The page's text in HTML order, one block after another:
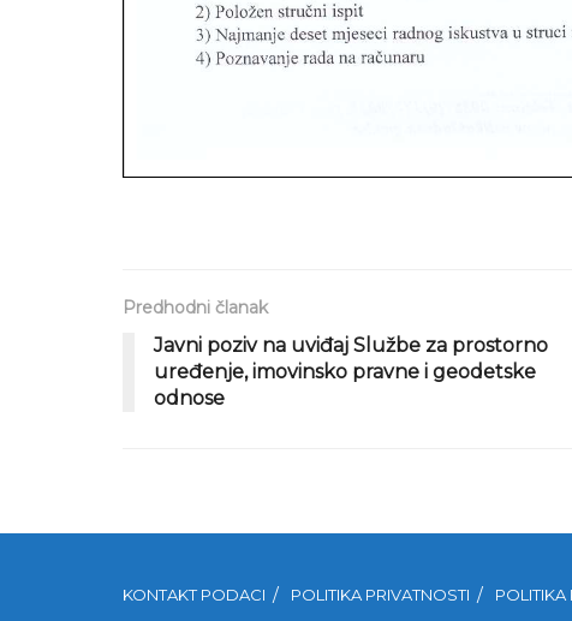
Predhodni članak
Javni poziv na uviđaj Službe za prostorno
uređenje, imovinsko pravne i geodetske
odnose
KONTAKT PODACI POLITIKA PRIVATNOSTI POLITIKA